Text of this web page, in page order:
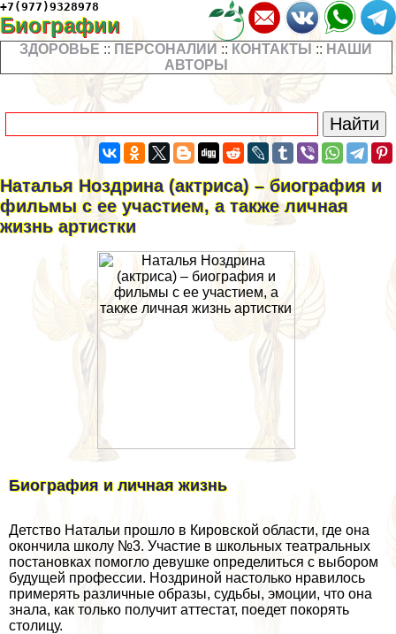
+7(977)9328978
Биографии
ЗДОРОВЬЕ :: ПЕРСОНАЛИИ :: КОНТАКТЫ :: НАШИ
АВТОРЫ
Наталья Ноздрина (актриса) – биография и
фильмы с ее участием, а также личная
жизнь артистки
Биография и личная жизнь
Детство Натальи прошло в Кировской области, где она
окончила школу №3. Участие в школьных театральных
постановках помогло дeвyшке определиться с выбором
будущей профессии. Ноздриной настолько нравилось
примерять различные образы, судьбы, эмоции, что она
знала, как только получит аттестат, поедет покорять
столицу.